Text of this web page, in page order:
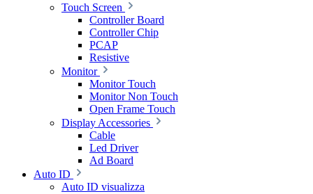
Touch Screen
Controller Board
Controller Chip
PCAP
Resistive
Monitor
Monitor Touch
Monitor Non Touch
Open Frame Touch
Display Accessories
Cable
Led Driver
Ad Board
Auto ID
Auto ID visualizza